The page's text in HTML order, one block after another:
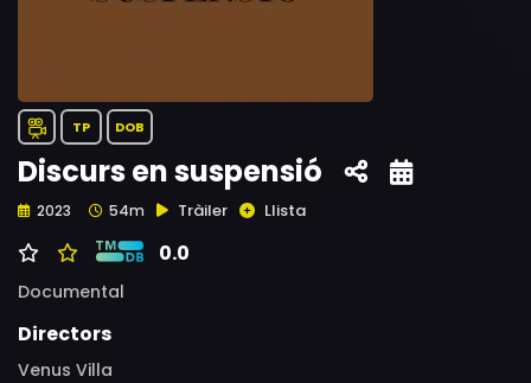
TP DOB
Discurs en suspensió
2023 54m Tràiler Llista
0.0
Documental
Directors
Venus Villa